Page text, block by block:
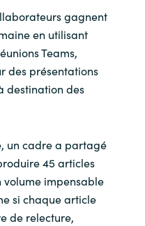
gagnent
en utilisant
Teams,
des présentations
destination des
un cadre a partagé
45 articles
impensable
si chaque article
de relecture,